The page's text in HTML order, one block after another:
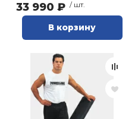
33 990 ₽ / шт.
В корзину